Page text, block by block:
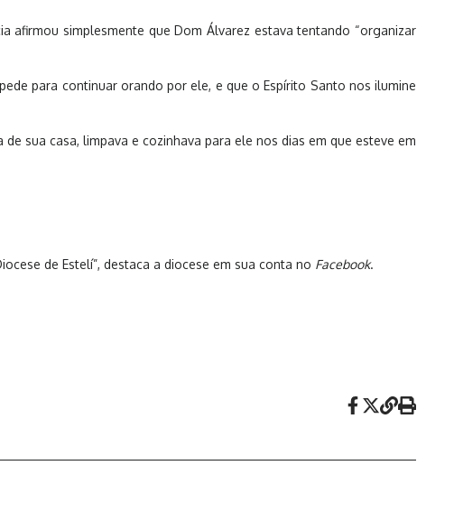
afirmou simplesmente que Dom Álvarez estava tentando “organizar
para continuar orando por ele, e que o Espírito Santo nos ilumine
sua casa, limpava e cozinhava para ele nos dias em que esteve em
de Estelí”, destaca a diocese em sua conta no Facebook.